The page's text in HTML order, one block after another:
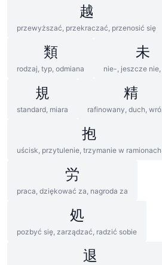
越
przewyższać, przekraczać, przenosić się
類
rodzaj, typ, odmiana
未
nie-, jeszcze
規
standard, miara
精
rafinowany, duch,
抱
uścisk, przytulenie, trzymanie w ramionach
労
praca, dziękować za, nagroda za
処
pozbyć się, zarządzać, radzić sobie
退